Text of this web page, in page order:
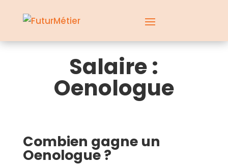
Salaire :
Oenologue
Combien gagne un
Oenologue ?